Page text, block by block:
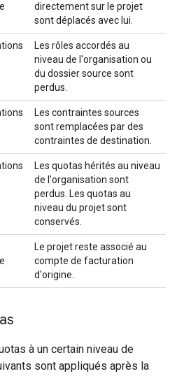
directement sur le projet
sont déplacés avec lui.
Les rôles accordés au
niveau de l'organisation ou
du dossier source sont
perdus.
Les contraintes sources
sont remplacées par des
contraintes de destination.
Les quotas hérités au niveau
de l'organisation sont
perdus. Les quotas au
niveau du projet sont
conservés.
Le projet reste associé au
compte de facturation
d'origine.
à un certain niveau de
sont appliqués après la